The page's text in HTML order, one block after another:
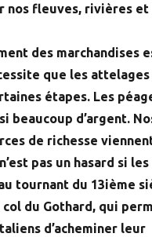
nos fleuves, rivières et
des marchandises
que les attelages
étapes. Les
beaucoup d’argent.
de richesse
pas un hasard si
tournant du 13ième
du Gothard, qui
d’acheminer leur